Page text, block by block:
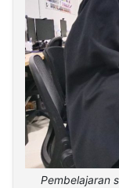
Pembelajaran